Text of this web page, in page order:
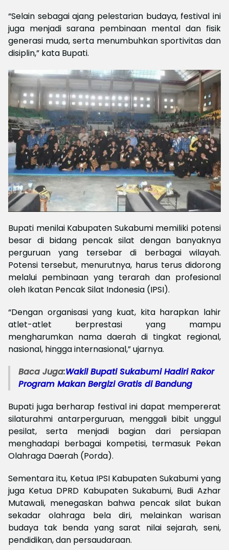
“Selain sebagai ajang pelestarian budaya, festival ini
juga menjadi sarana pembinaan mental dan fisik
generasi muda, serta menumbuhkan sportivitas dan
disiplin,” kata Bupati.
Bupati menilai Kabupaten Sukabumi memiliki potensi
besar di bidang pencak silat dengan banyaknya
perguruan yang tersebar di berbagai wilayah.
Potensi tersebut, menurutnya, harus terus didorong
melalui pembinaan yang terarah dan profesional
oleh Ikatan Pencak Silat Indonesia (IPSI).
“Dengan organisasi yang kuat, kita harapkan lahir
atlet-atlet berprestasi yang mampu
mengharumkan nama daerah di tingkat regional,
nasional, hingga internasional,” ujarnya.
Baca Juga:Wakil Bupati Sukabumi Hadiri Rakor
Program Makan Bergizi Gratis di Bandung
Bupati juga berharap festival ini dapat mempererat
silaturahmi antarperguruan, menggali bibit unggul
pesilat, serta menjadi bagian dari persiapan
menghadapi berbagai kompetisi, termasuk Pekan
Olahraga Daerah (Porda).
Sementara itu, Ketua IPSI Kabupaten Sukabumi yang
juga Ketua DPRD Kabupaten Sukabumi, Budi Azhar
Mutawali, menegaskan bahwa pencak silat bukan
sekadar olahraga bela diri, melainkan warisan
budaya tak benda yang sarat nilai sejarah, seni,
pendidikan, dan persaudaraan.